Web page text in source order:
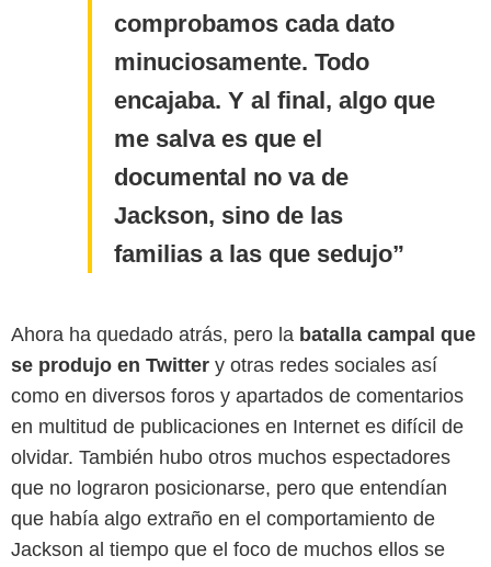
comprobamos cada dato
minuciosamente. Todo
encajaba. Y al final, algo que
me salva es que el
documental no va de
Jackson, sino de las
familias a las que sedujo
Ahora ha quedado atrás, pero la batalla campal que
se produjo en Twitter y otras redes sociales así
como en diversos foros y apartados de comentarios
en multitud de publicaciones en Internet es difícil de
olvidar. También hubo otros muchos espectadores
que no lograron posicionarse, pero que entendían
que había algo extraño en el comportamiento de
Jackson al tiempo que el foco de muchos ellos se